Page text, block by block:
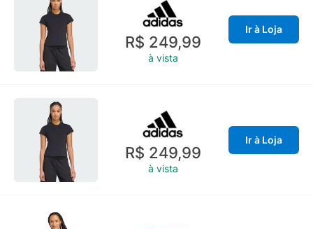
R$ 249,99
à vista
Ir à Loja
R$ 249,99
à vista
Ir à Loja